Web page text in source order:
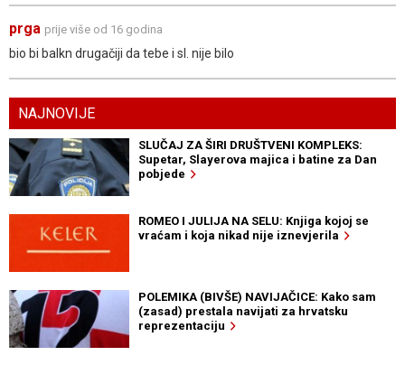
prga prije više od 16 godina
bio bi balkn drugačiji da tebe i sl. nije bilo
NAJNOVIJE
SLUČAJ ZA ŠIRI DRUŠTVENI KOMPLEKS:
Supetar, Slayerova majica i batine za Dan
pobjede
ROMEO I JULIJA NA SELU: Knjiga kojoj se
vraćam i koja nikad nije iznevjerila
POLEMIKA (BIVŠE) NAVIJAČICE: Kako sam
(zasad) prestala navijati za hrvatsku
reprezentaciju